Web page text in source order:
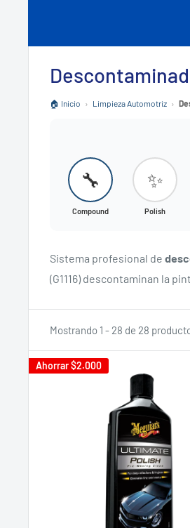
🏠 Inicio › Limpieza Automotriz ›
🔧
Compound
✨
Polish
Sistema profesional de
(G1116) descontaminan la
Mostrando 1 - 28 de 28
Ahorrar$2.000